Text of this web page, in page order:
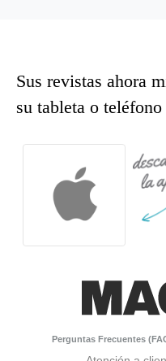
Sus revistas ahora
su tableta o
Perguntas Frecuentes